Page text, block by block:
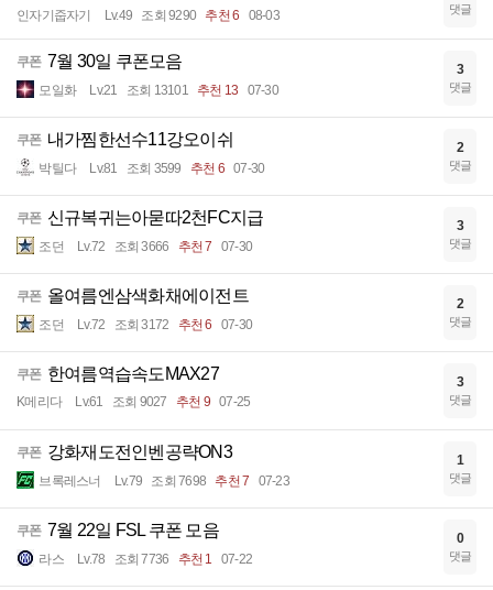
인자기줍자기 Lv.49 조회 9290 추천 6 08-03 댓글
쿠폰 7월 30일 쿠폰모음
모일화 Lv.21 조회 13101 추천 13 07-30
3
댓글
쿠폰 내가찜한선수11강오이쉬
박틸다 Lv.81 조회 3599 추천 6 07-30
2
댓글
쿠폰 신규복귀는아묻따2천FC지급
조던 Lv.72 조회 3666 추천 7 07-30
3
댓글
쿠폰 올여름엔삼색화채에이전트
조던 Lv.72 조회 3172 추천 6 07-30
2
댓글
쿠폰 한여름역습속도MAX27
K메리다 Lv.61 조회 9027 추천 9 07-25
3
댓글
쿠폰 강화재도전인벤공략ON3
브록레스너 Lv.79 조회 7698 추천 7 07-23
1
댓글
쿠폰 7월 22일 FSL 쿠폰 모음
라스 Lv.78 조회 7736 추천 1 07-22
0
댓글